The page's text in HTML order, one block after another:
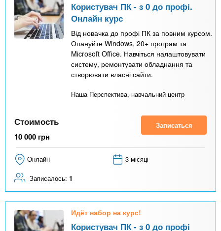
Користувач ПК - з 0 до профі.
Онлайн курс
Від новачка до профі ПК за повним курсом.
Опануйте Windows, 20+ програм та
Microsoft Office. Навчіться налаштовувати
систему, ремонтувати обладнання та
створювати власні сайти.
Наша Перспектива, навчальний центр
Стоимость
10 000 грн
Записаться
Онлайн 3 місяці
Записалось: 1
Идёт набор на курс!
Користувач ПК - з 0 до профі